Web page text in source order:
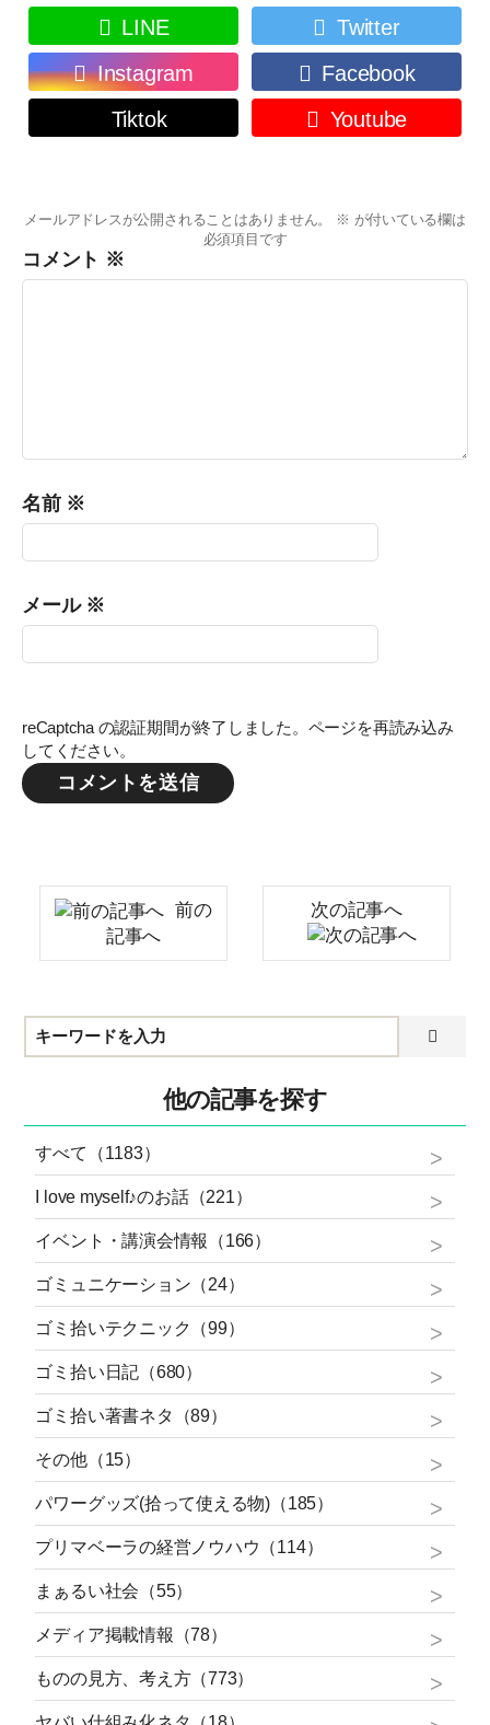
LINE
Twitter
Instagram
Facebook
Tiktok
Youtube
メールアドレスが公開されることはありません。 ※ が付いている欄は
必須項目です
コメント ※
名前 ※
メール ※
reCaptcha の認証期間が終了しました。ページを再読み込み
してください。
前の
記事へ
次の記事へ
他の記事を探す
すべて（1183）
I love myself♪のお話（221）
イベント・講演会情報（166）
ゴミュニケーション（24）
ゴミ拾いテクニック（99）
ゴミ拾い日記（680）
ゴミ拾い著書ネタ（89）
その他（15）
パワーグッズ(拾って使える物)（185）
プリマベーラの経営ノウハウ（114）
まぁるい社会（55）
メディア掲載情報（78）
ものの見方、考え方（773）